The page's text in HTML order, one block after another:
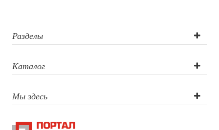
Разделы
Каталог
Мы здесь